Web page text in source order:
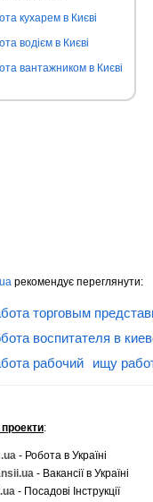
кухарем в Києві
водієм в Києві
вантажником в Києві
рекомендує переглянути:
торговым
воспитателя в
рабочий
ищу
:
- Робота в Україні
- Вакансії в Україні
- Посадові Інструкції